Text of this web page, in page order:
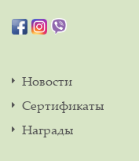
Новости
Сертификаты
Награды